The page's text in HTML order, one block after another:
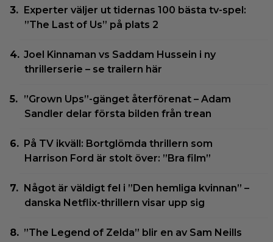
Experter väljer ut tidernas 100 bästa tv-spel:
”The Last of Us” på plats 2
Joel Kinnaman vs Saddam Hussein i ny
thrillerserie – se trailern här
”Grown Ups”-gänget återförenat – Adam
Sandler delar första bilden från trean
På TV ikväll: Bortglömda thrillern som
Harrison Ford är stolt över: ”Bra film”
Något är väldigt fel i ”Den hemliga kvinnan” –
danska Netflix-thrillern visar upp sig
”The Legend of Zelda” blir en av Sam Neills